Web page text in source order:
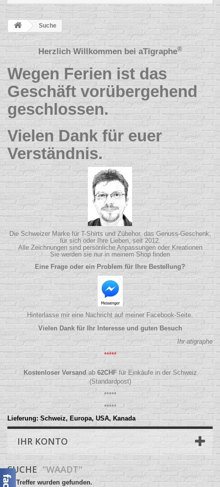
Suche
Herzlich Willkommen beiaTigraphe®
Wegen Ferien ist das
Geschäft vorübergehend
geschlossen.
Vielen Dank für euer
Verständnis.
Die Schweizer Marke für T-Shirts und Zübehor, das Genuss-Geschenk,
für sich oder Ihre Lieben, seit 2012.
Alle Zeichnungen sind persönliche Anpassungen oder Kreationen
Sie werden sie nur in meinem Shop finden
Eine Frage oder ein Problem für Ihre Bestellung?
Hinterlasse mir eine Nachricht auf meiner Facebook-Seite.
Vielen Dank für Ihr Interesse und guten Besuch
Ihr atigraphe
*****
Kostenloser Versandab62CHFfür Einkäufe in der Schweiz
(Standardpost)
*****
*****
Lieferung: Schweiz, Europa, USA, Kanada
IHR KONTO
SUCHE"WAADT"
64 Treffer wurden gefunden.